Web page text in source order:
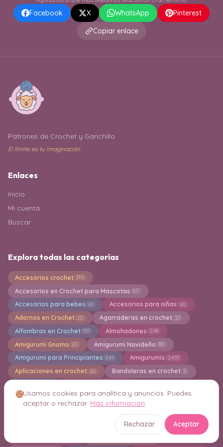
Facebook X WhatsApp
Pinterest
Copiar enlace
Patrones de Crochet y Ganchillo
El límite es tu imaginación
Enlaces
Inicio
Mi cuenta
Buscar
Explora todas las categorías
Accesorios crochet 319
Accesorios en Crochet para Mascotas 57
Accesorios para bebes 61 Accesorios para niñas 60
Adornos en Crochet 20 Agarraderas en crochet 21
Alfombras en Crochet 99 Almohadones 248
Amigurumi Gnomo 20 Amigurumi Navideño 80
Amigurumi para Principiantes 541 Amigurumis 2493
Aplicaciones en crochet 60 Bandoleras en crochet 5
Bisuteria y Joyeria en Crochet 89 Blusas crochet 111
32
Usamos cookies para analítica y anuncios. Puedes
aceptar o rechazar. Más información
Rechazar Aceptar